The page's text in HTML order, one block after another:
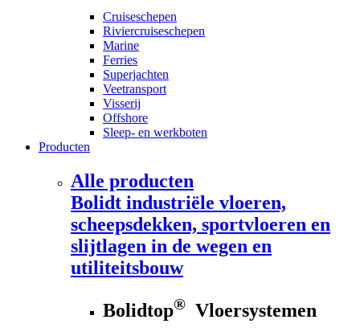
Cruiseschepen
Riviercruiseschepen
Marine
Ferries
Superjachten
Veetransport
Visserij
Offshore
Sleep- en werkboten
Producten
Alle producten
Bolidt industriële vloeren,
scheepsdekken, sportvloeren en
slijtlagen in de wegen en
utiliteitsbouw
Bolidtop® Vloersystemen